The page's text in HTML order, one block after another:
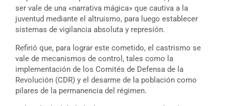
ser vale de una «narrativa mágica» que cautiva a la
juventud mediante el altruismo, para luego establecer
sistemas de vigilancia absoluta y represión.
Refirió que, para lograr este cometido, el castrismo se
vale de mecanismos de control, tales como la
implementación de los Comités de Defensa de la
Revolución (CDR) y el desarme de la población como
pilares de la permanencia del régimen.